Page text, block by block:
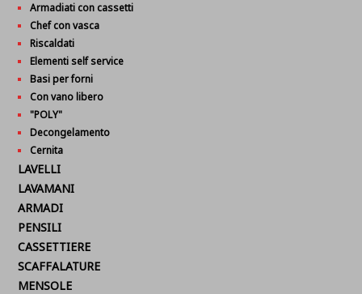
Armadiati con cassetti
Chef con vasca
Riscaldati
Elementi self service
Basi per forni
Con vano libero
"POLY"
Decongelamento
Cernita
LAVELLI
LAVAMANI
ARMADI
PENSILI
CASSETTIERE
SCAFFALATURE
MENSOLE